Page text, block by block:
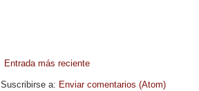
Entrada más reciente
Suscribirse a: Enviar comentarios (Atom)